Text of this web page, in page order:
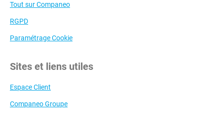
Tout sur Companeo
RGPD
Paramétrage Cookie
Sites et liens utiles
Espace Client
Companeo Groupe